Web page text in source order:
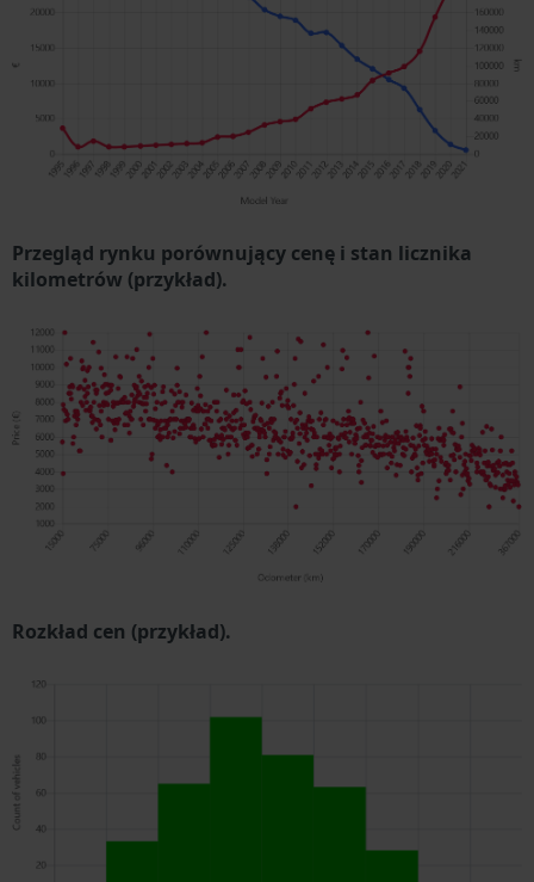
Przegląd rynku porównujący cenę i stan licznika
kilometrów (przykład).
Rozkład cen (przykład).